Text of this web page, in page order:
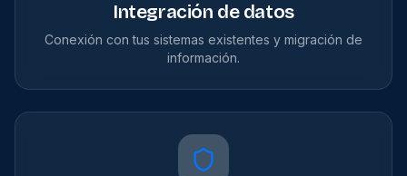
Integración de datos
Conexión con tus sistemas existentes y migración de
información.